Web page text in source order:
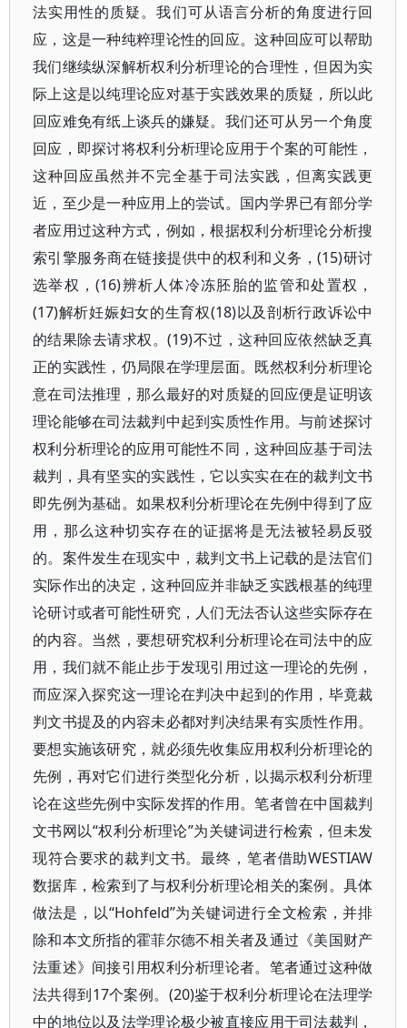
法实用性的质疑。我们可从语言分析的角度进行回
应，这是一种纯粹理论性的回应。这种回应可以帮助
我们继续纵深解析权利分析理论的合理性，但因为实
际上这是以纯理论应对基于实践效果的质疑，所以此
回应难免有纸上谈兵的嫌疑。我们还可从另一个角度
回应，即探讨将权利分析理论应用于个案的可能性，
这种回应虽然并不完全基于司法实践，但离实践更
近，至少是一种应用上的尝试。国内学界已有部分学
者应用过这种方式，例如，根据权利分析理论分析搜
索引擎服务商在链接提供中的权利和义务，(15)研讨
选举权，(16)辨析人体冷冻胚胎的监管和处置权，
(17)解析妊娠妇女的生育权(18)以及剖析行政诉讼中
的结果除去请求权。(19)不过，这种回应依然缺乏真
正的实践性，仍局限在学理层面。既然权利分析理论
意在司法推理，那么最好的对质疑的回应便是证明该
理论能够在司法裁判中起到实质性作用。与前述探讨
权利分析理论的应用可能性不同，这种回应基于司法
裁判，具有坚实的实践性，它以实实在在的裁判文书
即先例为基础。如果权利分析理论在先例中得到了应
用，那么这种切实存在的证据将是无法被轻易反驳
的。案件发生在现实中，裁判文书上记载的是法官们
实际作出的决定，这种回应并非缺乏实践根基的纯理
论研讨或者可能性研究，人们无法否认这些实际存在
的内容。当然，要想研究权利分析理论在司法中的应
用，我们就不能止步于发现引用过这一理论的先例，
而应深入探究这一理论在判决中起到的作用，毕竟裁
判文书提及的内容未必都对判决结果有实质性作用。
要想实施该研究，就必须先收集应用权利分析理论的
先例，再对它们进行类型化分析，以揭示权利分析理
论在这些先例中实际发挥的作用。笔者曾在中国裁判
文书网以“权利分析理论”为关键词进行检索，但未发
现符合要求的裁判文书。最终，笔者借助WESTIAW
数据库，检索到了与权利分析理论相关的案例。具体
做法是，以“Hohfeld”为关键词进行全文检索，并排
除和本文所指的霍菲尔德不相关者及通过《美国财产
法重述》间接引用权利分析理论者。笔者通过这种做
法共得到17个案例。(20)鉴于权利分析理论在法理学
中的地位以及法学理论极少被直接应用于司法裁判，